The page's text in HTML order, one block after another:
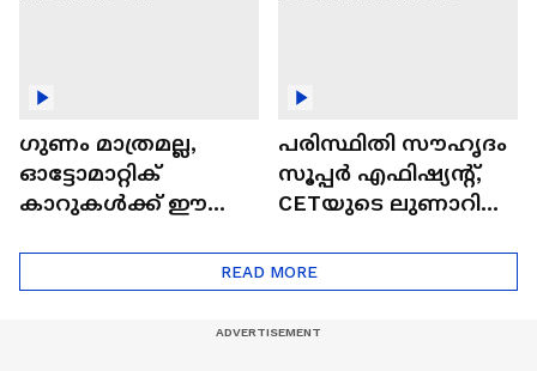
ഗുണം മാത്രമല്ല,
ഓട്ടോമാറ്റിക്
കാറുകൾക്ക് ഈ
പരിസ്ഥിതി സൗഹൃദം
സൂപ്പർ എഫിഷ്യന്റ്,
CETയുടെ ലുണാറിസ്
Eco Marathon 2025
READ MORE